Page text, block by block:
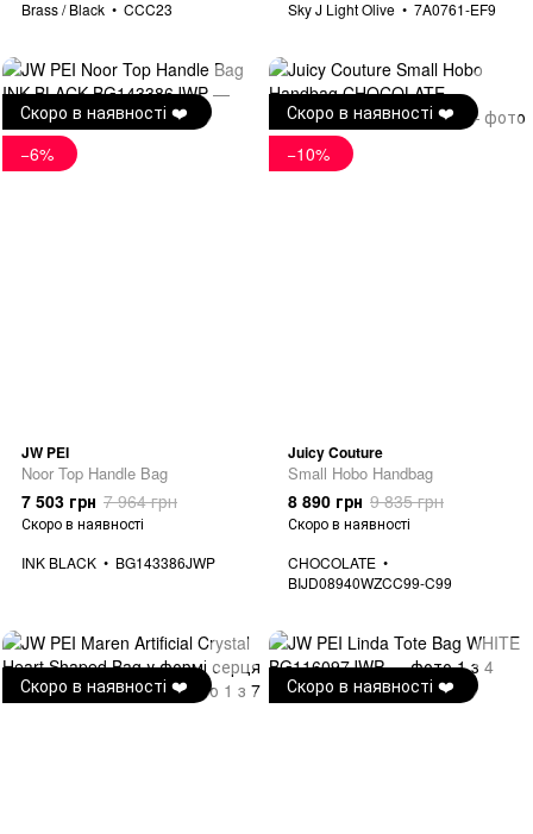
Brass / Black
CCC23
Sky J Light Olive
7A0761-EF9
Скоро в наявності ❤️
−6%
JW PEI
Noor Top Handle Bag
7 503 грн 7 964 грн
Скоро в наявності
INK BLACK
BG143386JWP
Скоро в наявності ❤️
−10%
Juicy Couture
Small Hobo Handbag
8 890 грн 9 835 грн
Скоро в наявності
CHOCOLATE
BIJD08940WZCC99-C99
Скоро в наявності ❤️ Скоро в наявності ❤️